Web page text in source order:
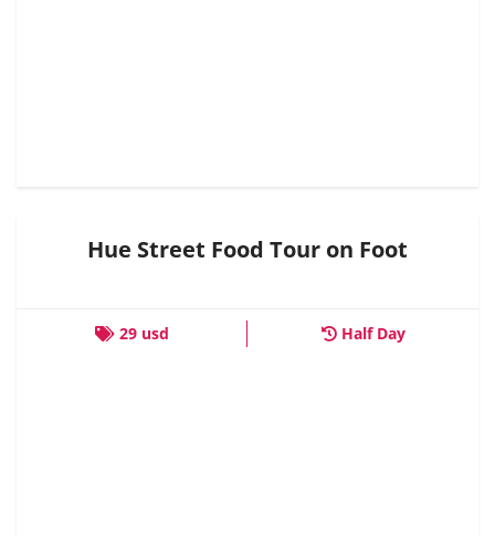
Hue Street Food Tour on Foot
29 usd Half Day